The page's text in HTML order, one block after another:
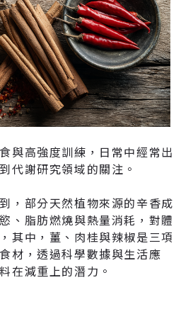
與高強度訓練，日常中經常出
代謝研究領域的關注。
，部分天然植物來源的辛香成
、脂肪燃燒與熱量消耗，對體
其中，薑、肉桂與辣椒是三項
材，透過科學數據與生活應
在減重上的潛力。